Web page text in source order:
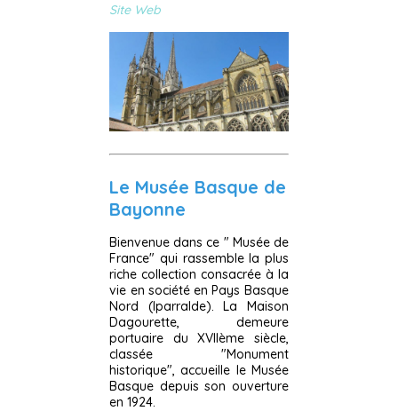
Site Web
Le Musée Basque de
Bayonne
Bienvenue dans ce " Musée de
France" qui rassemble la plus
riche collection consacrée à la
vie en société en Pays Basque
Nord (Iparralde). La Maison
Dagourette, demeure
portuaire du XVIIème siècle,
classée "Monument
historique", accueille le Musée
Basque depuis son ouverture
en 1924.